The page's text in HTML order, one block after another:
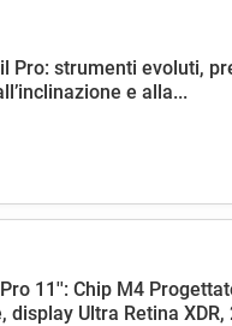
Pro: strumenti evoluti,
e alla...
11'': Chip M4
display Ultra Retina XDR,